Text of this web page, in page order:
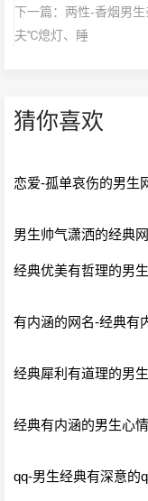
下一篇： 两性-香烟男
夫℃熄灯、睡
猜你喜欢
恋爱-孤单哀伤的男生
男生帅气潇洒的经典
经典优美有哲理的男
有内涵的网名-经典有
经典犀利有道理的男
经典有内涵的男生心
qq-男生经典有深意的